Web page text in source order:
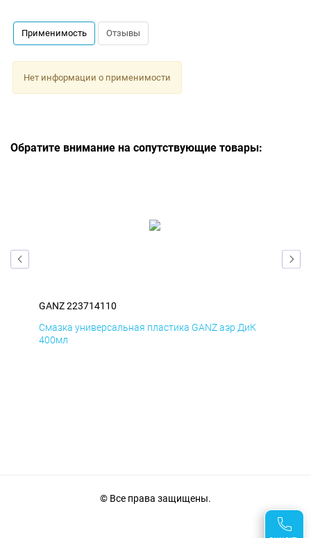
Применимость Отзывы
Нет информации о применимости
Обратите внимание на сопутствующие товары:
GANZ 223714110
Смазка универсальная пластика GANZ аэр ДиК
400мл
© Все права защищены.